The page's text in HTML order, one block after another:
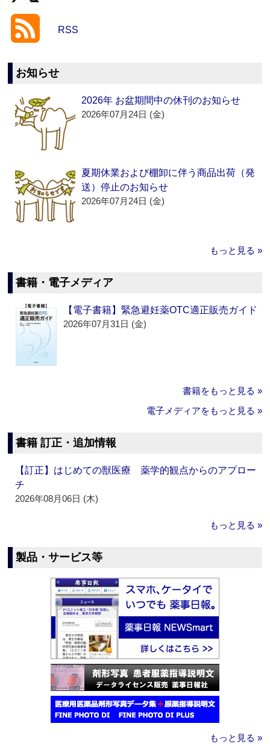
RSS
お知らせ
2026年 お盆期間中の休刊のお知らせ
2026年07月24日 (金)
夏期休業および棚卸に伴う商品出荷（発
送）停止のお知らせ
2026年07月24日 (金)
もっと見る »
書籍・電子メディア
【電子書籍】緊急避妊薬OTC適正販売ガイド
2026年07月31日 (金)
書籍をもっと見る »
電子メディアをもっと見る »
書籍 訂正・追加情報
【訂正】はじめての獣医療 薬学的観点からのアプロー
チ
2026年08月06日 (木)
もっと見る »
製品・サービス等
もっと見る »